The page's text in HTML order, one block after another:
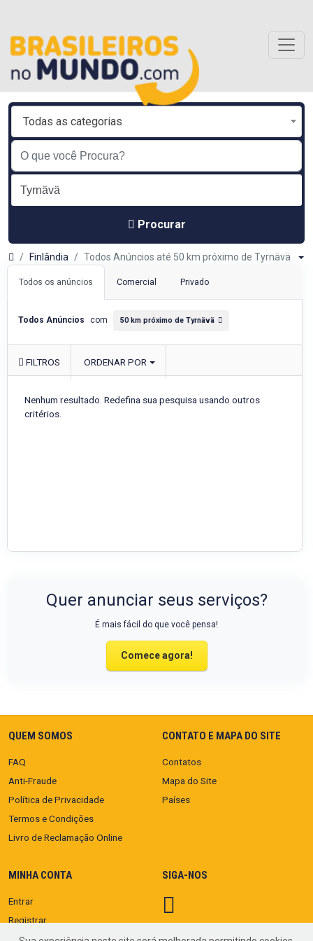
Todas as categorias
Procurar
Finlândia Todos Anúncios até 50 km próximo de Tyrnävä
Todos os anúncios Comercial Privado
Todos Anúncios com 50 km próximo de Tyrnävä
FILTROS ORDENAR POR
Nenhum resultado. Redefina sua pesquisa usando outros
critérios.
Quer anunciar seus serviços?
É mais fácil do que você pensa!
Comece agora!
QUEM SOMOS
FAQ
Anti-Fraude
Política de Privacidade
Termos e Condições
Livro de Reclamação Online
CONTATO E MAPA DO SITE
Contatos
Mapa do Site
Países
MINHA CONTA
Entrar
Registrar
SIGA-NOS